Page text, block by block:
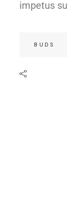
impetus
BUDS